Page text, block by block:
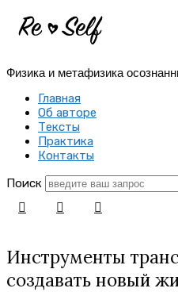
Re-
|
Создай
себя
заново
Физика и метафизика
Главная
Об авторе
Тексты
Практика
Контакты
Поиск
Инструменты
создавать новый